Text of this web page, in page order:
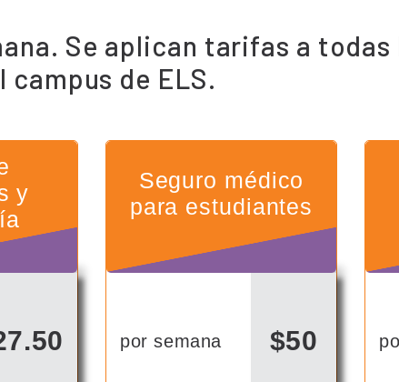
Se aplican tarifas a
campus de ELS.
y
Seguro médico
para estudiantes
por semana $50